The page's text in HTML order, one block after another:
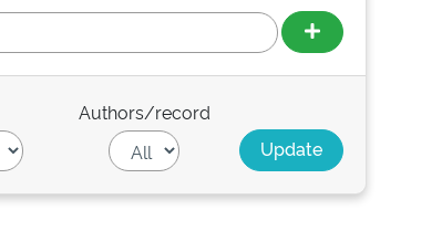
Authors/record